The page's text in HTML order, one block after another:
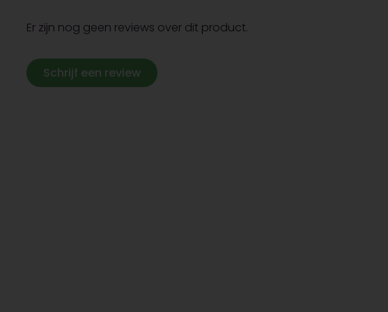
Er zijn nog geen reviews over dit product.
Schrijf een review